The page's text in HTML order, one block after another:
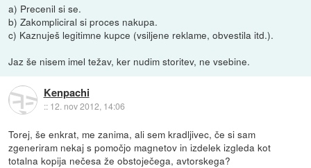
a) Precenil si se.
b) Zakompliciral si proces nakupa.
c) Kaznuješ legitimne kupce (vsiljene reklame, obvestila itd.).
Jaz še nisem imel težav, ker nudim storitev, ne vsebine.
Kenpachi
:: 12. nov 2012, 14:06
Torej, še enkrat, me zanima, ali sem kradljivec, če si sam
zgeneriram nekaj s pomočjo magnetov in izdelek izgleda kot
totalna kopija nečesa že obstoječega, avtorskega?